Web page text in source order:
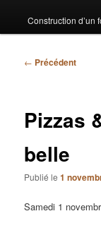
Construction d’un
Navigation
← Précédent
Pizzas
belle
Publié le1
Samedi 1